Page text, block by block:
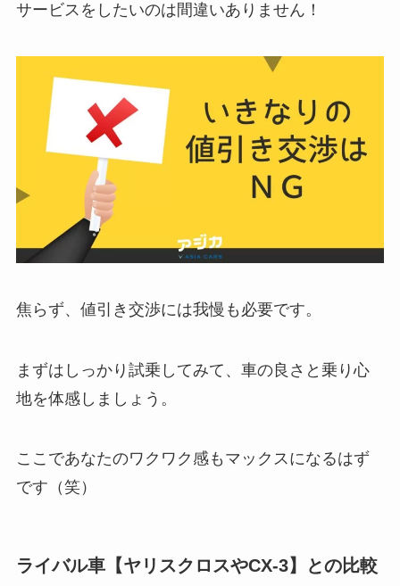
サービスをしたいのは間違いありません！
焦らず、値引き交渉には我慢も必要です。
まずはしっかり試乗してみて、車の良さと乗り心
地を体感しましょう。
ここであなたのワクワク感もマックスになるはず
です（笑）
ライバル車【ヤリスクロスやCX-3】との比較